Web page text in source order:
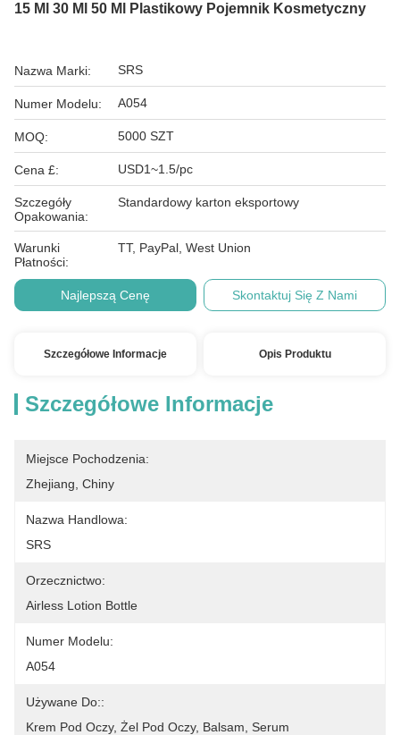
15 Ml 30 Ml 50 Ml Plastikowy Pojemnik Kosmetyczny
Nazwa Marki: SRS
Numer Modelu: A054
MOQ: 5000 SZT
Cena £: USD1~1.5/pc
Szczegóły
Opakowania:
Standardowy karton eksportowy
Warunki
Płatności:
TT, PayPal, West Union
Najlepszą Cenę Skontaktuj Się Z Nami
Szczegółowe Informacje Opis Produktu
Szczegółowe Informacje
Miejsce Pochodzenia:
Zhejiang, Chiny
Nazwa Handlowa:
SRS
Orzecznictwo:
Airless Lotion Bottle
Numer Modelu:
A054
Używane Do::
Krem Pod Oczy, Żel Pod Oczy, Balsam, Serum